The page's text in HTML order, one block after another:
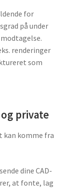
for
på under
renderinger
som
private
kan komme fra
dine CAD-
at fonte, lag